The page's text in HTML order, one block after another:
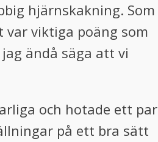
hjärnskakning. Som
viktiga poäng som
ändå säga att vi
och hotade ett par
på ett bra sätt